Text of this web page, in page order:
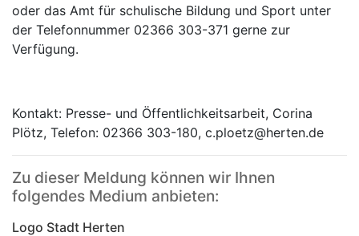
oder das Amt für schulische Bildung und Sport unter
der Telefonnummer 02366 303-371 gerne zur
Verfügung.
Kontakt: Presse- und Öffentlichkeitsarbeit, Corina
Plötz, Telefon: 02366 303-180, c.ploetz@herten.de
Zu dieser Meldung können wir Ihnen
folgendes Medium anbieten:
Logo Stadt Herten